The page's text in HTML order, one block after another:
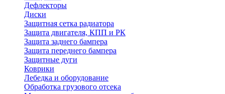
Дефлекторы
Диски
Защитная сетка радиатора
Защита двигателя, КПП и РК
Защита заднего бампера
Защита переднего бампера
Защитные дуги
Коврики
Лебедка и оборудование
Обработка грузового отсека